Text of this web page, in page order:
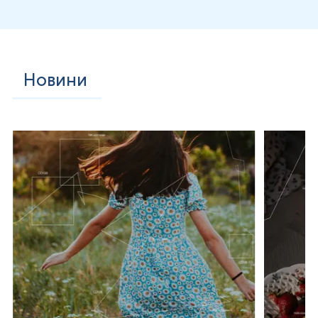
Однак ці антибіотики не рекомендується
антибіотику] для лікування цих інфекцій. Це терапевтичний
засіб, який можна приймати перорально, коли наші
макрофаги, які є частиною нашої імунної системи,
поглинають антибіотик і доставляють його до місць
інфекції. Це допомагає контролювати інфекцію, де
бактерії ростуть. Крім того, це також чудова альтернатива
при вагітності (щоб не завдати шкоди плоду).
У мікробіології, щоб перевірити наявність U. urealyticum,
слід використовувати чашку з агаром, яка є бульйоном
10B. Оскільки ці бактерії люблять рости в переважно
кислих місцях, вони повинні бути піддані
мікророзведенню MIC, щоб отримати зміну кольору pH.
Якщо колір розведення змінюється на червоний, це вказує
на наявність U. urealyticum у зразку. Після цього його слід
перемістити в бульйон 10B, де колір стане жовтим, але
Новини